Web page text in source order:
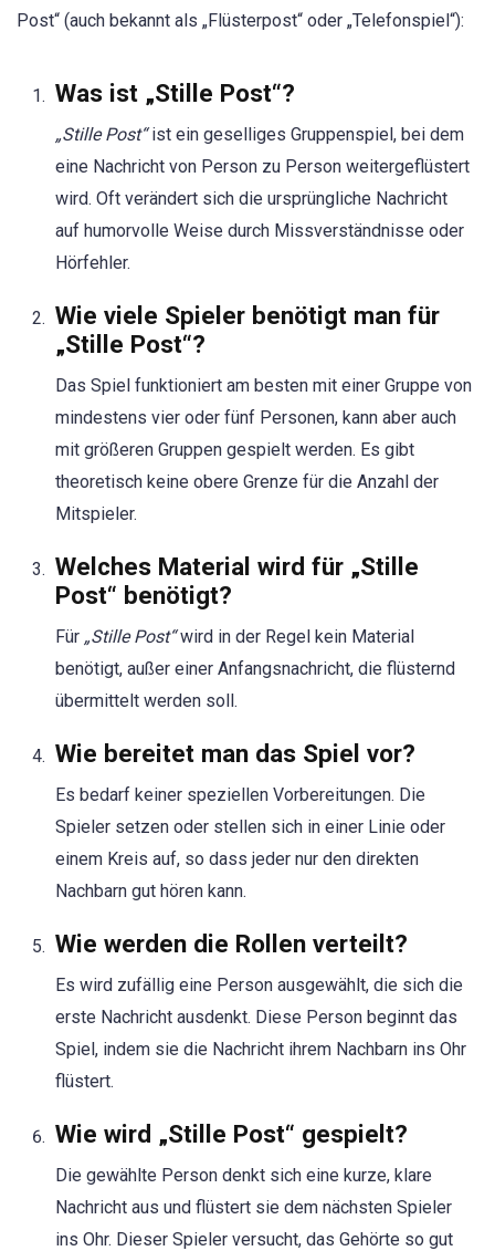
Post“ (auch bekannt als „Flüsterpost“ oder „Telefonspiel“):
Was ist „Stille Post“?
„Stille Post“ist ein geselliges Gruppenspiel, bei dem
eine Nachricht von Person zu Person weitergeflüstert
wird. Oft verändert sich die ursprüngliche Nachricht
auf humorvolle Weise durch Missverständnisse oder
Hörfehler.
Wie viele Spieler benötigt man für
„Stille Post“?
Das Spiel funktioniert am besten mit einer Gruppe von
mindestens vier oder fünf Personen, kann aber auch
mit größeren Gruppen gespielt werden. Es gibt
theoretisch keine obere Grenze für die Anzahl der
Mitspieler.
Welches Material wird für „Stille
Post“ benötigt?
Für „Stille Post“wird in der Regel kein Material
benötigt, außer einer Anfangsnachricht, die flüsternd
übermittelt werden soll.
Wie bereitet man das Spiel vor?
Es bedarf keiner speziellen Vorbereitungen. Die
Spieler setzen oder stellen sich in einer Linie oder
einem Kreis auf, so dass jeder nur den direkten
Nachbarn gut hören kann.
Wie werden die Rollen verteilt?
Es wird zufällig eine Person ausgewählt, die sich die
erste Nachricht ausdenkt. Diese Person beginnt das
Spiel, indem sie die Nachricht ihrem Nachbarn ins Ohr
flüstert.
Wie wird „Stille Post“ gespielt?
Die gewählte Person denkt sich eine kurze, klare
Nachricht aus und flüstert sie dem nächsten Spieler
ins Ohr. Dieser Spieler versucht, das Gehörte so gut